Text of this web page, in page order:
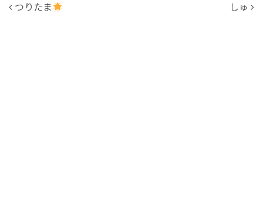
投稿ナビゲーション
つりたま しゅ